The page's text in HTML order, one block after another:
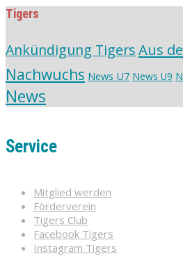
Tigers
Ankündigung TigersAus
Nachwuchs News U7 News U9
News
Service
Mitglied werden
Förderverein
Tigers Club
Facebook Tigers
Instagram Tigers